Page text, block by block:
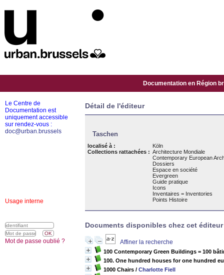
Documentation en Région
Détail de l'éditeur
Taschen
localisé à :
Köln
Collections rattachées : Architecture Mondiale
Contemporary European
Dossiers
Espace en société
Evergreen
Guide pratique
Icons
Inventaires = Inventories
Points Histoire
Documents disponibles chez cet éditeur
Affiner la recherche
100 Contemporary Green Buildings = 100
100. One hundred houses for one hundred
1000 Chairs / Charlotte Fiell
Le Centre de
Documentation est
uniquement accessible
sur rendez-vous :
doc@urban.brussels
Usage interne
Mot de passe oublié ?